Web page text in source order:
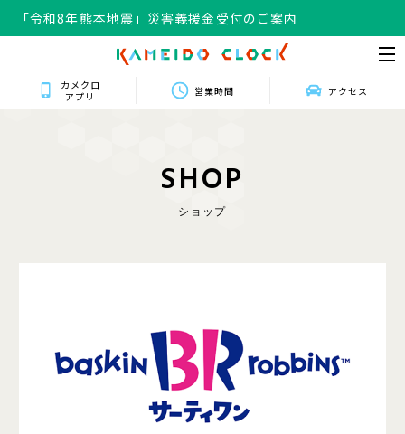
「令和8年熊本地震」災害義援金受付のご案内
カメクロ
アプリ
営業時間 アクセス
SHOP
ショップ